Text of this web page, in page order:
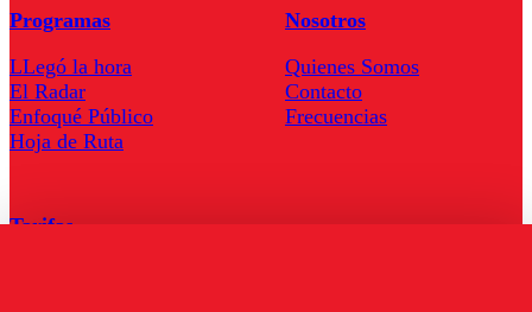
Programas
LLegó la hora
El Radar
Enfoqué Público
Hoja de Ruta
Nosotros
Quienes Somos
Contacto
Frecuencias
Tarifas